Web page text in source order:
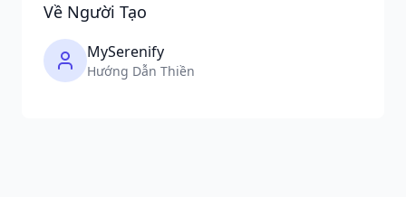
Về Người Tạo
MySerenify
Hướng Dẫn Thiền